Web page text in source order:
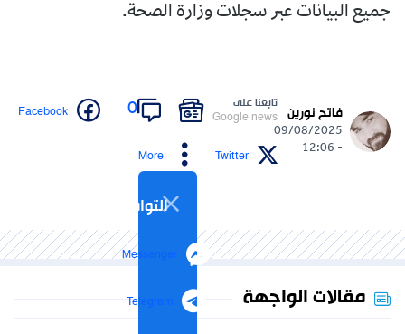
جميع البيانات عبر سجلات وزارة الصحة.
فاتح نورين
09/08/2025
- 12:06
تابعنا على
Google news
0
Facebook
Twitter
More
التواصل الاجتماعي
Messenger
Telegram مقالات الواجهة